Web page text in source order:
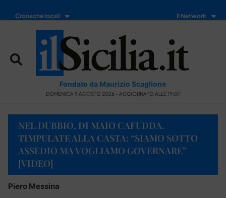
Cronache locali Il Network
Fondato da Maurizio Scaglione
DOMENICA 9 AGOSTO 2026 - AGGIORNATO ALLE 19:07
NEL DUBBIO, DI MAIO CAFUDDA.
TIMPULATE ALLA CASTA: “SIAMO SOTTO
ASSEDIO MA VOGLIAMO GOVERNARE”
[VIDEO]
Piero Messina